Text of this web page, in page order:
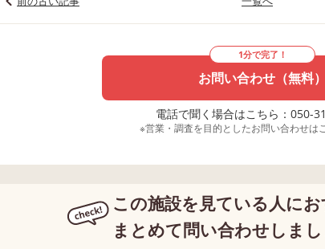
1分で完了！
お問い合わせ（無料）
電話で聞く場合はこちら：050-
※営業・調査を目的としたお問い合わせは
この施設を見ている人に
まとめて問い合わせしまし